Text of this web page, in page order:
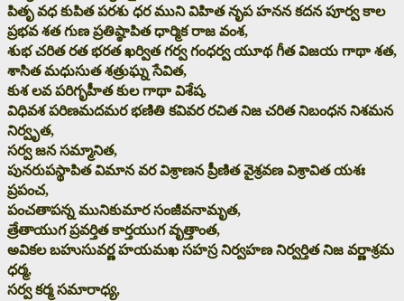
పితృ వధ కుపిత పరశు ధర ముని విహిత నృప హనన కదన పూర్వ కాల
ప్రభవ శత గుణ ప్రతిష్ఠాపిత ధార్మిక రాజ వంశ,
శుభ చరిత రత భరత ఖర్విత గర్వ గంధర్వ యూథ గీత విజయ గాథా శత,
శాసిత మధుసుత శత్రుఘ్న సేవిత,
కుశ లవ పరిగృహీత కుల గాథా విశేష,
విధివశ పరిణమదమర భణితి కవివర రచిత నిజ చరిత నిబంధన నిశమన
నిర్వృత,
సర్వ జన సమ్మానిత,
పునరుపస్థాపిత విమాన వర విశ్రాణన ప్రీణిత వైశ్రవణ విశ్రావిత యశః
ప్రపంచ,
పంచతాపన్న మునికుమార సంజీవనామృత,
త్రేతాయుగ ప్రవర్తిత కార్తయుగ వృత్తాంత,
అవికల బహుసువర్ణ హయమఖ సహస్ర నిర్వహణ నిర్వర్తిత నిజ వర్ణాశ్రమ
ధర్మ,
సర్వ కర్మ సమారాధ్య,